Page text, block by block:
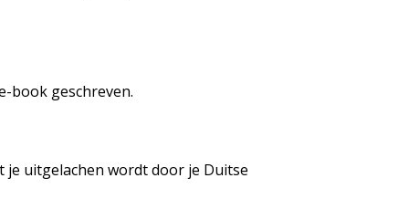
book geschreven.
uitgelachen wordt door je Duitse